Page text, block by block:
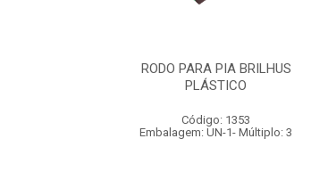
RODO PARA PIA BRILHUS
PLÁSTICO
Código: 1353
Embalagem: UN-1- Múltiplo: 3